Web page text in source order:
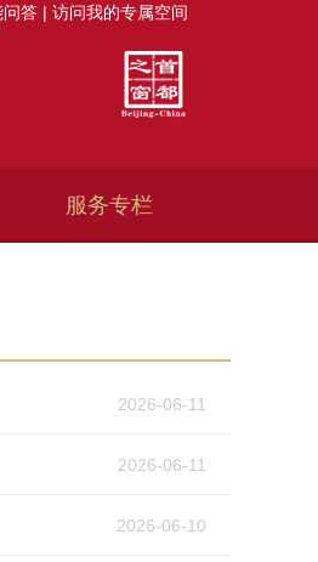
问答 | 访问我的专属空间
服务专栏
2026-06-11
2026-06-11
2026-06-10